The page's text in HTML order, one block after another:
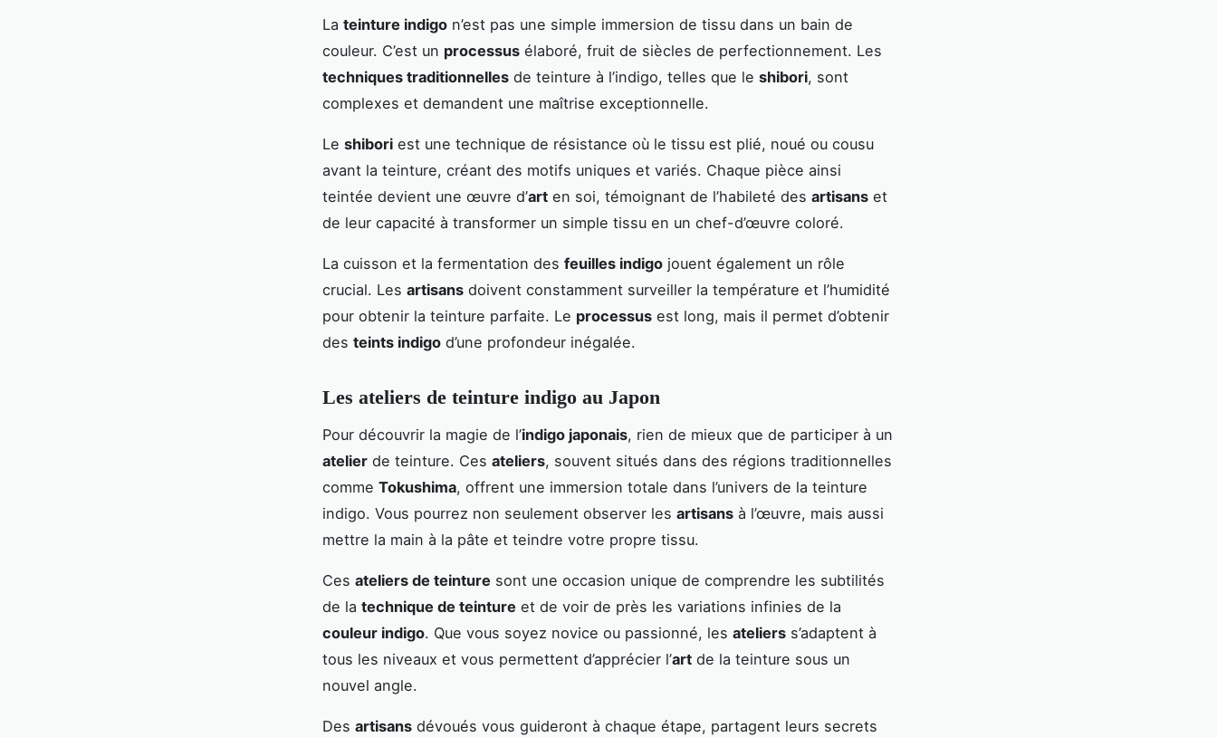
La teinture indigo n’est pas une simple immersion de tissu dans un bain de
couleur. C’est un processus élaboré, fruit de siècles de perfectionnement. Les
techniques traditionnelles de teinture à l’indigo, telles que le shibori, sont
complexes et demandent une maîtrise exceptionnelle.
Le shibori est une technique de résistance où le tissu est plié, noué ou cousu
avant la teinture, créant des motifs uniques et variés. Chaque pièce ainsi
teintée devient une œuvre d’art en soi, témoignant de l’habileté des artisans et
de leur capacité à transformer un simple tissu en un chef-d’œuvre coloré.
La cuisson et la fermentation des feuilles indigo jouent également un rôle
crucial. Les artisans doivent constamment surveiller la température et l’humidité
pour obtenir la teinture parfaite. Le processus est long, mais il permet d’obtenir
des teints indigo d’une profondeur inégalée.
Les ateliers de teinture indigo au Japon
Pour découvrir la magie de l’indigo japonais, rien de mieux que de participer à un
atelier de teinture. Ces ateliers, souvent situés dans des régions traditionnelles
comme Tokushima, offrent une immersion totale dans l’univers de la teinture
indigo. Vous pourrez non seulement observer les artisans à l’œuvre, mais aussi
mettre la main à la pâte et teindre votre propre tissu.
Ces ateliers de teinture sont une occasion unique de comprendre les subtilités
de la technique de teinture et de voir de près les variations infinies de la
couleur indigo. Que vous soyez novice ou passionné, les ateliers s’adaptent à
tous les niveaux et vous permettent d’apprécier l’art de la teinture sous un
nouvel angle.
Des artisans dévoués vous guideront à chaque étape, partagent leurs secrets